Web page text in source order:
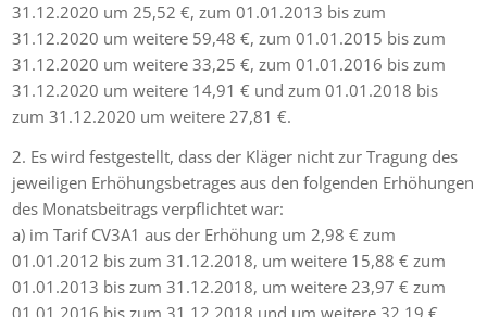
31.12.2020 um 25,52 €, zum 01.01.2013 bis zum
31.12.2020 um weitere 59,48 €, zum 01.01.2015 bis zum
31.12.2020 um weitere 33,25 €, zum 01.01.2016 bis zum
31.12.2020 um weitere 14,91 € und zum 01.01.2018 bis
zum 31.12.2020 um weitere 27,81 €.
2. Es wird festgestellt, dass der Kläger nicht zur Tragung des
jeweiligen Erhöhungsbetrages aus den folgenden Erhöhungen
des Monatsbeitrags verpflichtet war:
a) im Tarif CV3A1 aus der Erhöhung um 2,98 € zum
01.01.2012 bis zum 31.12.2018, um weitere 15,88 € zum
01.01.2013 bis zum 31.12.2018, um weitere 23,97 € zum
01.01.2016 bis zum 31.12.2018 und um weitere 32,19 €